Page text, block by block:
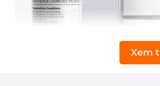
Xem